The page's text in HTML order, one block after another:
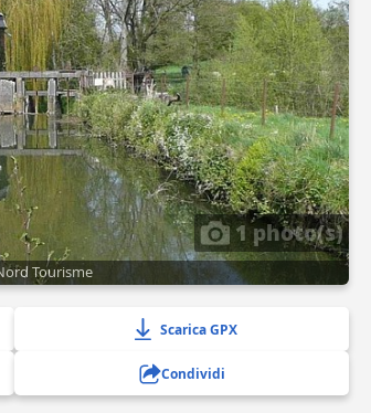
1 photo(s)
Tourisme
Scarica GPX
Condividi